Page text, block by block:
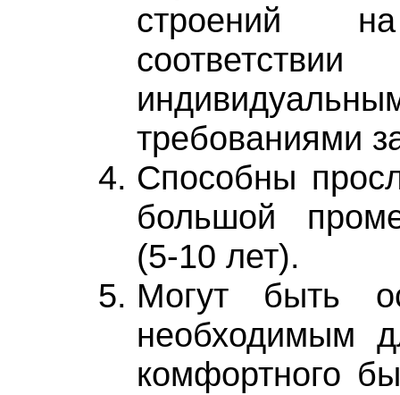
строений
требованиями
Способны
большой
(5-10 лет).
Могут быть
необходимым
комфортного